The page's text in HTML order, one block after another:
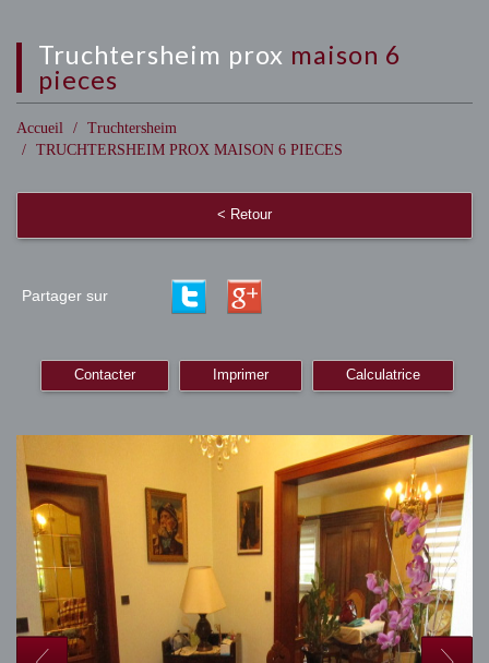
truchtersheim prox maison 6
pieces
Accueil
Truchtersheim
TRUCHTERSHEIM PROX MAISON 6 PIECES
< Retour
Partager sur
Contacter Imprimer Calculatrice